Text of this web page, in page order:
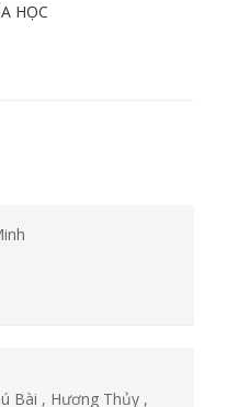
HỌC
Bài , Hương Thủy ,